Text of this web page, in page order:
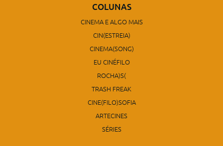
COLUNAS
CINEMA E ALGO MAIS
CIN(ESTREIA)
CINEMA(SONG)
EU CINÉFILO
ROCHA)S(
TRASH FREAK
CINE(FILO)SOFIA
ARTECINES
SÉRIES